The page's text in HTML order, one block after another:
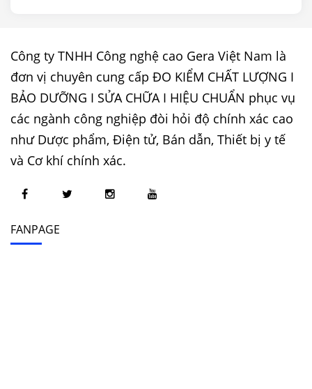
Công ty TNHH Công nghệ cao Gera Việt Nam là
đơn vị chuyên cung cấp ĐO KIỂM CHẤT LƯỢNG I
BẢO DƯỠNG I SỬA CHỮA I HIỆU CHUẨN phục vụ
các ngành công nghiệp đòi hỏi độ chính xác cao
như Dược phẩm, Điện tử, Bán dẫn, Thiết bị y tế
và Cơ khí chính xác.
FANPAGE